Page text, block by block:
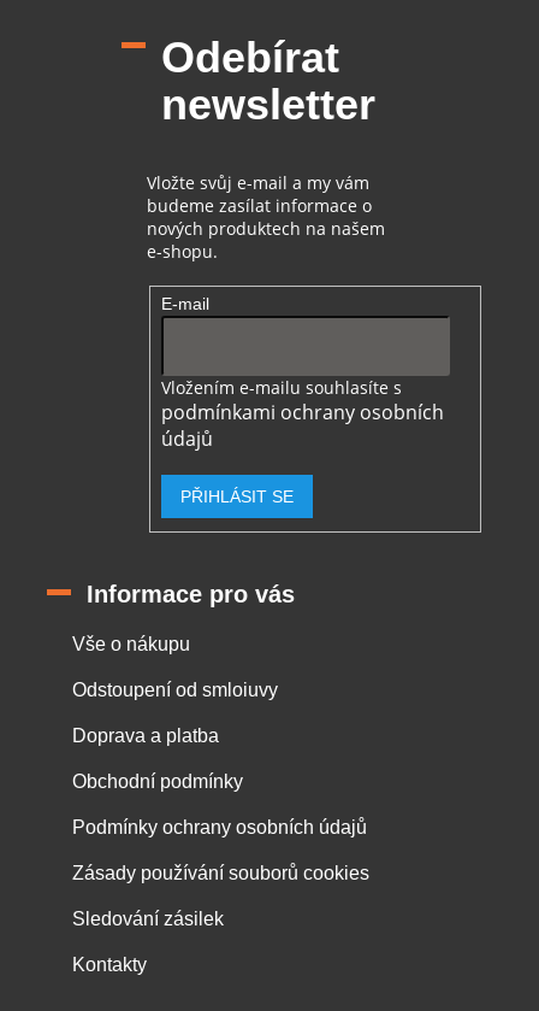
Odebírat
newsletter
Vložte svůj e-mail a my vám
budeme zasílat informace o
nových produktech na našem
e-shopu.
E-mail
Vložením e-mailu souhlasíte s
podmínkami ochrany osobních
údajů
PŘIHLÁSIT SE
Informace pro vás
Vše o nákupu
Odstoupení od smloiuvy
Doprava a platba
Obchodní podmínky
Podmínky ochrany osobních údajů
Zásady používání souborů cookies
Sledování zásilek
Kontakty